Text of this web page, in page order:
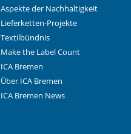
Aspekte der Nachhaltigkeit
Lieferketten-Projekte
Textilbündnis
Make the Label Count
ICA Bremen
Über ICA Bremen
ICA Bremen News